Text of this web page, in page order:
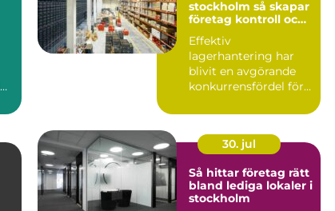
stockholm så skapar
företag kontroll och
Effektiv
lagerhantering har
blivit en avgörande
konkurrensfördel för
När varufl...
30. jul
Så hittar företag rätt
bland lediga lokaler i
stockholm